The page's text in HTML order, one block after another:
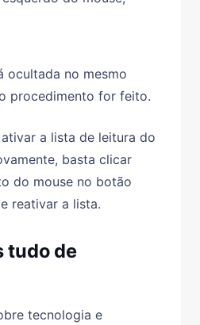
ocultada no mesmo
procedimento for feito.
a lista de leitura do
basta clicar
do mouse no botão
reativar a lista.
tudo de
tecnologia e